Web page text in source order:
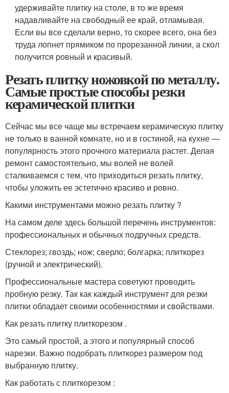
удерживайте плитку на столе, в то же время
надавливайте на свободный ее край, отламывая.
Если вы все сделали верно, то скорее всего, она без
труда лопнет прямиком по прорезанной линии, а скол
получится ровный и красивый.
Резать плитку ножовкой по металлу.
Самые простые способы резки
керамической плитки
Сейчас мы все чаще мы встречаем керамическую плитку
не только в ванной комнате, но и в гостиной, на кухне —
популярность этого прочного материала растет. Делая
ремонт самостоятельно, мы волей не волей
сталкиваемся с тем, что приходиться резать плитку,
чтобы уложить ее эстетично красиво и ровно.
Какими инструментами можно резать плитку ?
На самом деле здесь большой перечень инструментов:
профессиональных и обычных подручных средств.
Стеклорез; гвоздь; нож; сверло; болгарка; плиткорез
(ручной и электрический).
Профессиональные мастера советуют проводить
пробную резку. Так как каждый инструмент для резки
плитки обладает своими особенностями и свойствами.
Как резать плитку плиткорезом .
Это самый простой, а этого и популярный способ
нарезки. Важно подобрать плиткорез размером под
выбранную плитку.
Как работать с плиткорезом :